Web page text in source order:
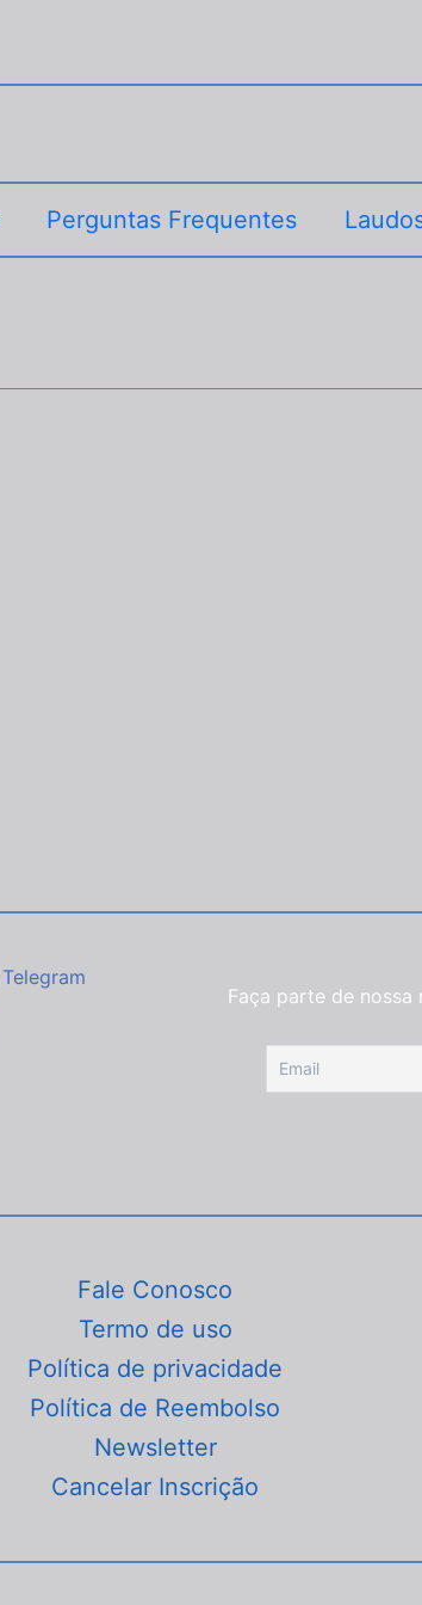
Perguntas Frequentes
Telegram
Faça parte de nossa
Fale Conosco
Termo de uso
Política de privacidade
Política de Reembolso
Newsletter
Cancelar Inscrição